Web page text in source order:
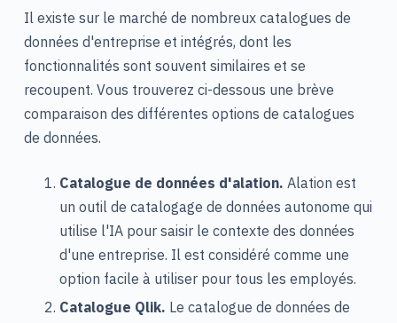
Il existe sur le marché de nombreux catalogues de
données d'entreprise et intégrés, dont les
fonctionnalités sont souvent similaires et se
recoupent. Vous trouverez ci-dessous une brève
comparaison des différentes options de catalogues
de données.
Catalogue de données d'alation. Alation est
un outil de catalogage de données autonome qui
utilise l'IA pour saisir le contexte des données
d'une entreprise. Il est considéré comme une
option facile à utiliser pour tous les employés.
Catalogue Qlik. Le catalogue de données de